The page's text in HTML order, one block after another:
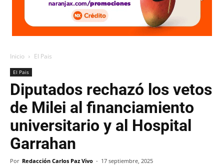
Inicio El Pais
El Pais
Diputados rechazó los vetos
de Milei al financiamiento
universitario y al Hospital
Garrahan
Por Redacción Carlos Paz Vivo - 17 septiembre, 2025